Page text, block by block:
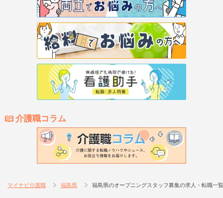
介護職コラム
マイナビ介護職 福島県 福島県のオープニングスタッフ募集の求人・転職一覧